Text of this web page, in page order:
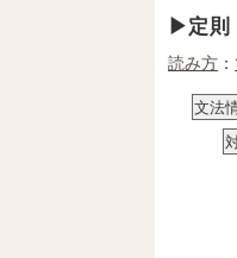
定則
読み方 ：
文法